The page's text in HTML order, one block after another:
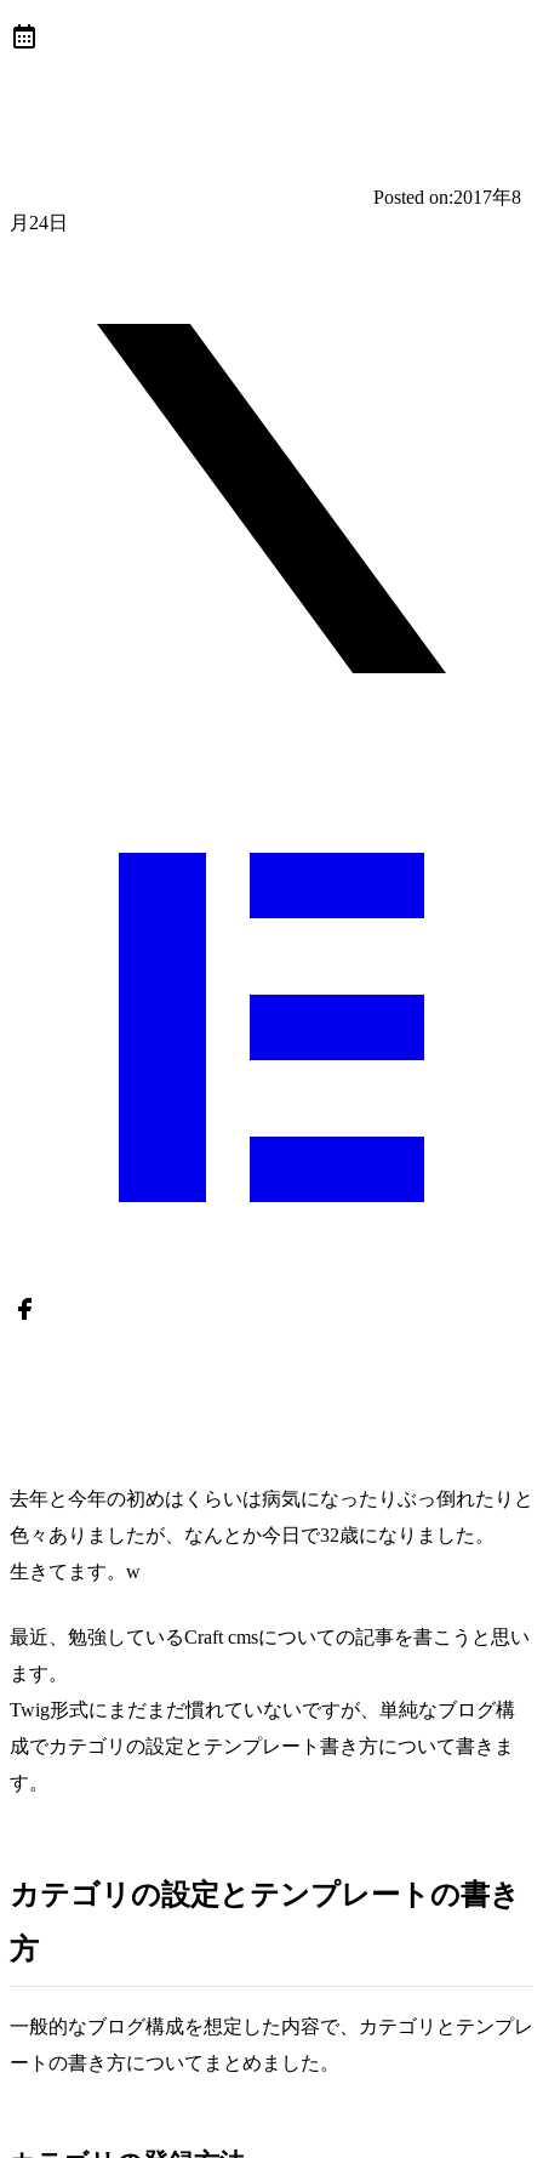
Posted on:2017年8
月24日
去年と今年の初めはくらいは病気になったりぶっ倒れたりと
色々ありましたが、なんとか今日で32歳になりました。
生きてます。w
最近、勉強しているCraft cmsについての記事を書こうと思い
ます。
Twig形式にまだまだ慣れていないですが、単純なブログ構
成でカテゴリの設定とテンプレート書き方について書きま
す。
カテゴリの設定とテンプレートの書き
方
一般的なブログ構成を想定した内容で、カテゴリとテンプレ
ートの書き方についてまとめました。